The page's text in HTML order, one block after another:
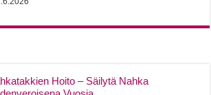
Hoito – Säilytä Nahka